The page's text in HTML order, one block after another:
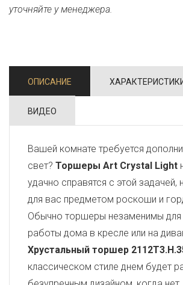
уточняйте у менеджера.
ОПИСАНИЕ
ВИДЕО
Вашей комнате требуется
свет? Торшеры Art Crystal Light
удачно справятся с этой задачей,
для вас предметом роскоши и
Обычно торшеры незаменимы для
работы дома в кресле или на
Хрустальный торшер
классическом стиле днем будет